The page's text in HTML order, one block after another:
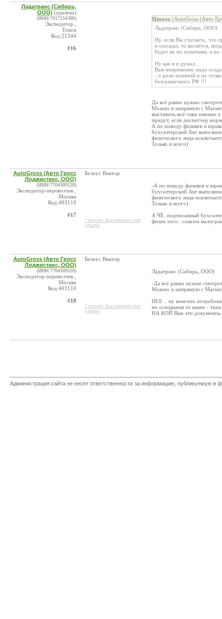
Ладатранс (Сибирь,
ООО) (удалена)
(ИНН:7017254398)
Экспедитор ,
Томск
Код:21344
#16
Цитата (AutoGross (Авто
Ладатранс (Сибирь, ООО)
Ну, если Вы считаете, что
и опоздал, то коснётся,
будет не по понятиям. а по
Ну как я и думал...
Вам непременно надо
- о роли понятий и их
безграничного РФ !!!
Да всё равно нужно
Можно и напрямую с
выставить-всё-таки именно
придут, если диспетчер
А по поводу физиков и
бухгалтерский Акт
физического лица
Только и всего)
AutoGross (Авто Гросс
Лоджистикс, ООО)
(ИНН:7704309528)
Экспедитор-перевозчик ,
Москва
Код:403110
#17
Белоус Виктор
* контакт был изменен или
удален
-А по поводу физиков и
бухгалтерский Акт
физического лица
Только и всего)
А ЧЁ..подписанный
физик того..-совсем
AutoGross (Авто Гросс
Лоджистикс, ООО)
(ИНН:7704309528)
Экспедитор-перевозчик ,
Москва
Код:403110
#18
Белоус Виктор
* контакт был изменен или
удален
Ладатранс (Сибирь, ООО)
-Да всё равно нужно
Можно и напрямую с
НЕЕ .. ну конечно
но основания то какие -
НА КОЙ Вам эти документы
Администрация сайта не несет ответственности за информацию, публикуемую